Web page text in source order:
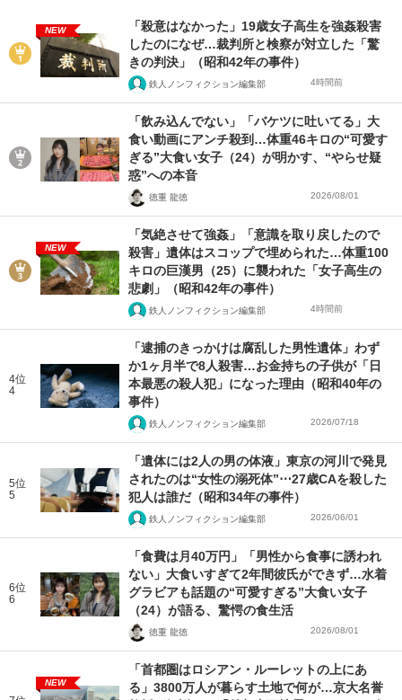
NEW
「殺意はなかった」19歳女子高生を強姦殺害
したのになぜ…裁判所と検察が対立した「驚
きの判決」（昭和42年の事件）
鉄人ノンフィクション編集部 4時間前
「飲み込んでない」「バケツに吐いてる」大
食い動画にアンチ殺到…体重46キロの“可愛す
ぎる”大食い女子（24）が明かす、“やらせ疑
惑”への本音
徳重 龍徳 2026/08/01
NEW
「気絶させて強姦」「意識を取り戻したので
殺害」遺体はスコップで埋められた…体重100
キロの巨漢男（25）に襲われた「女子高生の
悲劇」（昭和42年の事件）
鉄人ノンフィクション編集部 4時間前
4位
4
「逮捕のきっかけは腐乱した男性遺体」わず
か1ヶ月半で8人殺害…お金持ちの子供が「日
本最悪の殺人犯」になった理由（昭和40年の
事件）
鉄人ノンフィクション編集部 2026/07/18
5位
5
「遺体には2人の男の体液」東京の河川で発見
されたのは“女性の溺死体”⋯27歳CAを殺した
犯人は誰だ（昭和34年の事件）
鉄人ノンフィクション編集部 2026/06/01
6位
6
「食費は月40万円」「男性から食事に誘われ
ない」大食いすぎて2年間彼氏ができず…水着
グラビアも話題の“可愛すぎる”大食い女子
（24）が語る、驚愕の食生活
徳重 龍徳 2026/08/01
NEW
「首都圏はロシアン・ルーレットの上にあ
る」3800万人が暮らす土地で何が…京大名誉